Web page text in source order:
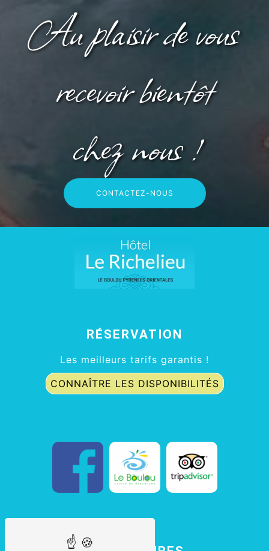
Au plaisir de vous
recevoir bientôt
chez nous !
CONTACTEZ-NOUS
RÉSERVATION
Les meilleurs tarifs garantis !
CONNAÎTRE LES DISPONIBILITÉS